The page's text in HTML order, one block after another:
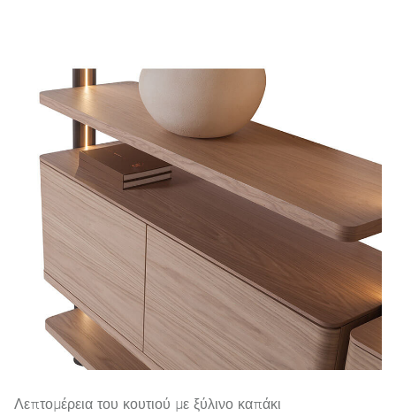
Λεπτομέρεια του κουτιού με ξύλινο καπάκι